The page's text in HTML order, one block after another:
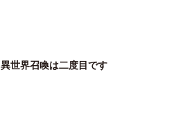
異世界召喚は二度目です